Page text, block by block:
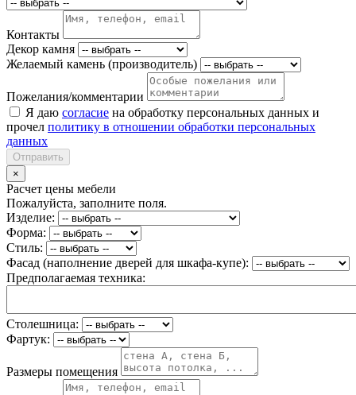
Контакты
Декор камня
Желаемый камень (производитель)
Пожелания/комментарии
Я даю согласие на обработку персональных данных и
прочел политику в отношении обработки персональных
данных
Отправить
×
Расчет цены мебели
Пожалуйста, заполните поля.
Изделие:
Форма:
Стиль:
Фасад (наполнение дверей для шкафа-купе):
Предполагаемая техника:
Столешница:
Фартук:
Размеры помещения